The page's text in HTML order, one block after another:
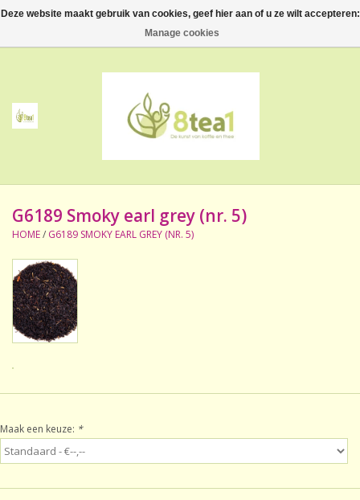
0 Artikelen - €--,--
Thee
Accessoires
NIEUW! Verpakte thee
BeppeDeli en 8tea1
Contact
Sale!
Laatste kans!
G6189 Smoky earl grey (nr. 5)
HOME/ G6189 SMOKY EARL GREY (NR. 5)
Maak een keuze: *
Deze website maakt gebruik van cookies, geef hier aan of u ze wilt accepteren:
Manage cookies